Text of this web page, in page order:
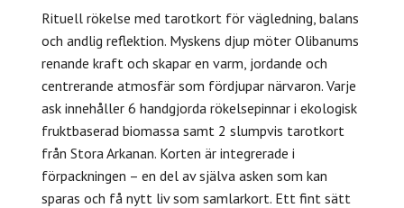
Rituell rökelse med tarotkort för vägledning, balans
och andlig reflektion. Myskens djup möter Olibanums
renande kraft och skapar en varm, jordande och
centrerande atmosfär som fördjupar närvaron. Varje
ask innehåller 6 handgjorda rökelsepinnar i ekologisk
fruktbaserad biomassa samt 2 slumpvis tarotkort
från Stora Arkanan. Korten är integrerade i
förpackningen – en del av själva asken som kan
sparas och få nytt liv som samlarkort. Ett fint sätt